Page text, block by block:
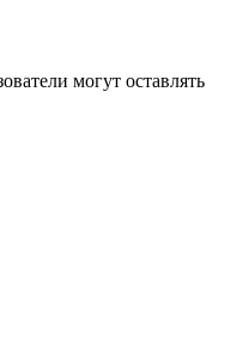
могут оставлять